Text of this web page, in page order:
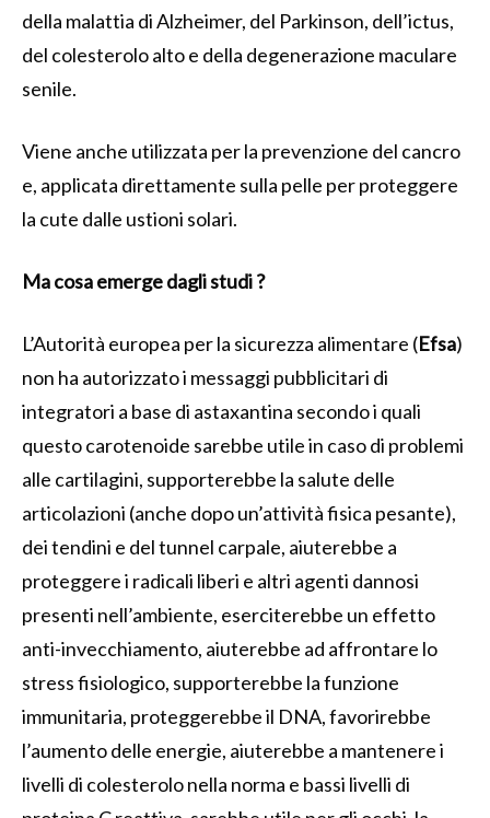
della malattia di Alzheimer, del Parkinson, dell’ictus,
del colesterolo alto e della degenerazione maculare
senile.
Viene anche utilizzata per la prevenzione del cancro
e, applicata direttamente sulla pelle per proteggere
la cute dalle ustioni solari.
Ma cosa emerge dagli studi ?
L’Autorità europea per la sicurezza alimentare (Efsa)
non ha autorizzato i messaggi pubblicitari di
integratori a base di astaxantina secondo i quali
questo carotenoide sarebbe utile in caso di problemi
alle cartilagini, supporterebbe la salute delle
articolazioni (anche dopo un’attività fisica pesante),
dei tendini e del tunnel carpale, aiuterebbe a
proteggere i radicali liberi e altri agenti dannosi
presenti nell’ambiente, eserciterebbe un effetto
anti-invecchiamento, aiuterebbe ad affrontare lo
stress fisiologico, supporterebbe la funzione
immunitaria, proteggerebbe il DNA, favorirebbe
l’aumento delle energie, aiuterebbe a mantenere i
livelli di colesterolo nella norma e bassi livelli di